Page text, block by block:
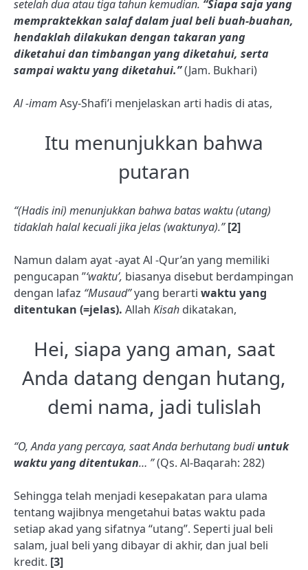
setelah dua atau tiga tahun kemudian. “Siapa saja yang
mempraktekkan salaf dalam jual beli buah-buahan,
hendaklah dilakukan dengan takaran yang
diketahui dan timbangan yang diketahui, serta
sampai waktu yang diketahui.”(Jam. Bukhari)
Al -imamAsy-Shafi’i menjelaskan arti hadis di atas,
Itu menunjukkan bahwa
putaran
“(Hadis ini) menunjukkan bahwa batas waktu (utang)
tidaklah halal kecuali jika jelas (waktunya).”[2]
Namun dalam ayat -ayat Al -Qur’an yang memiliki
pengucapan ”‘waktu’, biasanya disebut berdampingan
dengan lafaz “Musaud”yang berarti waktu yang
ditentukan (=jelas). Allah Kisah dikatakan,
Hei, siapa yang aman, saat
Anda datang dengan hutang,
demi nama, jadi tulislah
“O, Anda yang percaya, saat Anda berhutang budiuntuk
waktu yang ditentukan… ”(Qs. Al-Baqarah: 282)
Sehingga telah menjadi kesepakatan para ulama
tentang wajibnya mengetahui batas waktu pada
setiap akad yang sifatnya “utang”. Seperti jual beli
salam, jual beli yang dibayar di akhir, dan jual beli
kredit. [3]